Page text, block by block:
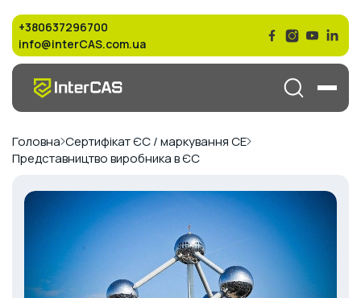
+380637296700
info@interCAS.com.ua
Головна Сертифікат ЄС / маркування СЕ
Представництво виробника в ЄС